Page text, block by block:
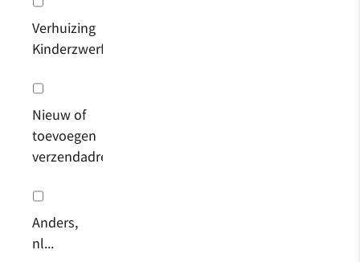
Verhuizing
KinderzwerfboekStation
Nieuw of
toevoegen
verzendadres
Anders,
nl...